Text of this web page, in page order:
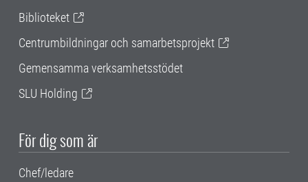
Biblioteket
Centrumbildningar och samarbetsprojekt
Gemensamma verksamhetsstödet
SLU Holding
För dig som är
Chef/ledare